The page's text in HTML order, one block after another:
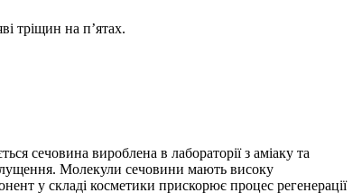
тріщин на п’ятах.
сечовина вироблена в лабораторії з аміаку та
лущення. Молекули сечовини мають високу
у складі косметики прискорює процес регенерації